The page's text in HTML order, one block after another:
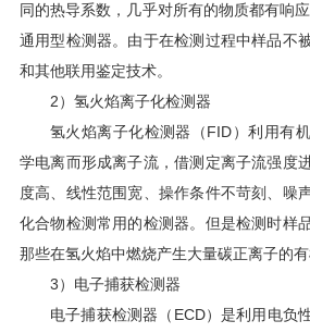
同的热导系数，几乎对所有的物质都有响
通用型检测器。由于在检测过程中样品不
和其他联用鉴定技术。
2）氢火焰离子化检测器
氢火焰离子化检测器（FID）利用有
学电离而形成离子流，借测定离子流强度
度高、线性范围宽、操作条件不苛刻、噪
化合物检测常用的检测器。但是检测时样
那些在氢火焰中燃烧产生大量碳正离子的有
3）电子捕获检测器
电子捕获检测器（ECD）是利用电负